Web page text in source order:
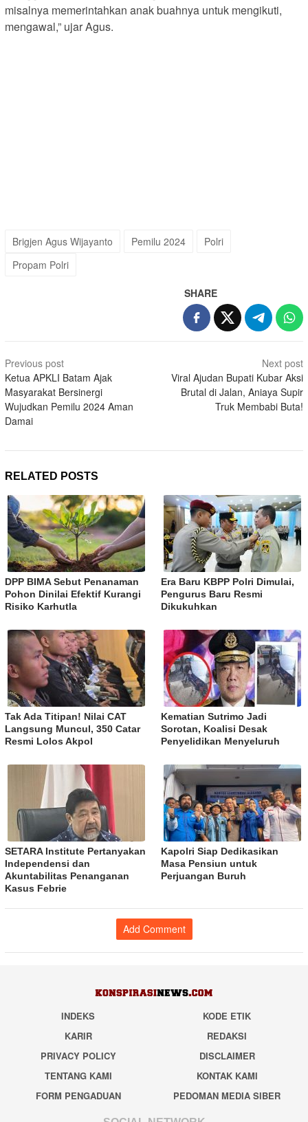
misalnya memerintahkan anak buahnya untuk mengikuti,
mengawal,” ujar Agus.
Brigjen Agus Wijayanto Pemilu 2024
Polri
Propam Polri
SHARE
Post
navigation
Previous post
Ketua APKLI Batam Ajak
Masyarakat Bersinergi
Wujudkan Pemilu 2024 Aman
Damai
Next post
Viral Ajudan Bupati Kubar Aksi
Brutal di Jalan, Aniaya Supir
Truk Membabi Buta!
RELATED POSTS
DPP BIMA Sebut Penanaman
Pohon Dinilai Efektif Kurangi
Risiko Karhutla
Era Baru KBPP Polri Dimulai,
Pengurus Baru Resmi
Dikukuhkan
Tak Ada Titipan! Nilai CAT
Langsung Muncul, 350 Catar
Resmi Lolos Akpol
Kematian Sutrimo Jadi
Sorotan, Koalisi Desak
Penyelidikan Menyeluruh
SETARA Institute Pertanyakan
Independensi dan
Akuntabilitas Penanganan
Kasus Febrie
Kapolri Siap Dedikasikan
Masa Pensiun untuk
Perjuangan Buruh
Add Comment
INDEKS
KODE ETIK
KARIR
REDAKSI
PRIVACY POLICY
DISCLAIMER
TENTANG KAMI
KONTAK KAMI
FORM PENGADUAN
PEDOMAN MEDIA SIBER